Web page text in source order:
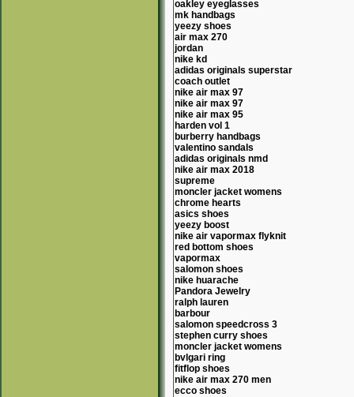
oakley eyeglasses
mk handbags
yeezy shoes
air max 270
jordan
nike kd
adidas originals superstar
coach outlet
nike air max 97
nike air max 97
nike air max 95
harden vol 1
burberry handbags
valentino sandals
adidas originals nmd
nike air max 2018
supreme
moncler jacket womens
chrome hearts
asics shoes
yeezy boost
nike air vapormax flyknit
red bottom shoes
vapormax
salomon shoes
nike huarache
Pandora Jewelry
ralph lauren
barbour
salomon speedcross 3
stephen curry shoes
moncler jacket womens
bvlgari ring
fitflop shoes
nike air max 270 men
ecco shoes